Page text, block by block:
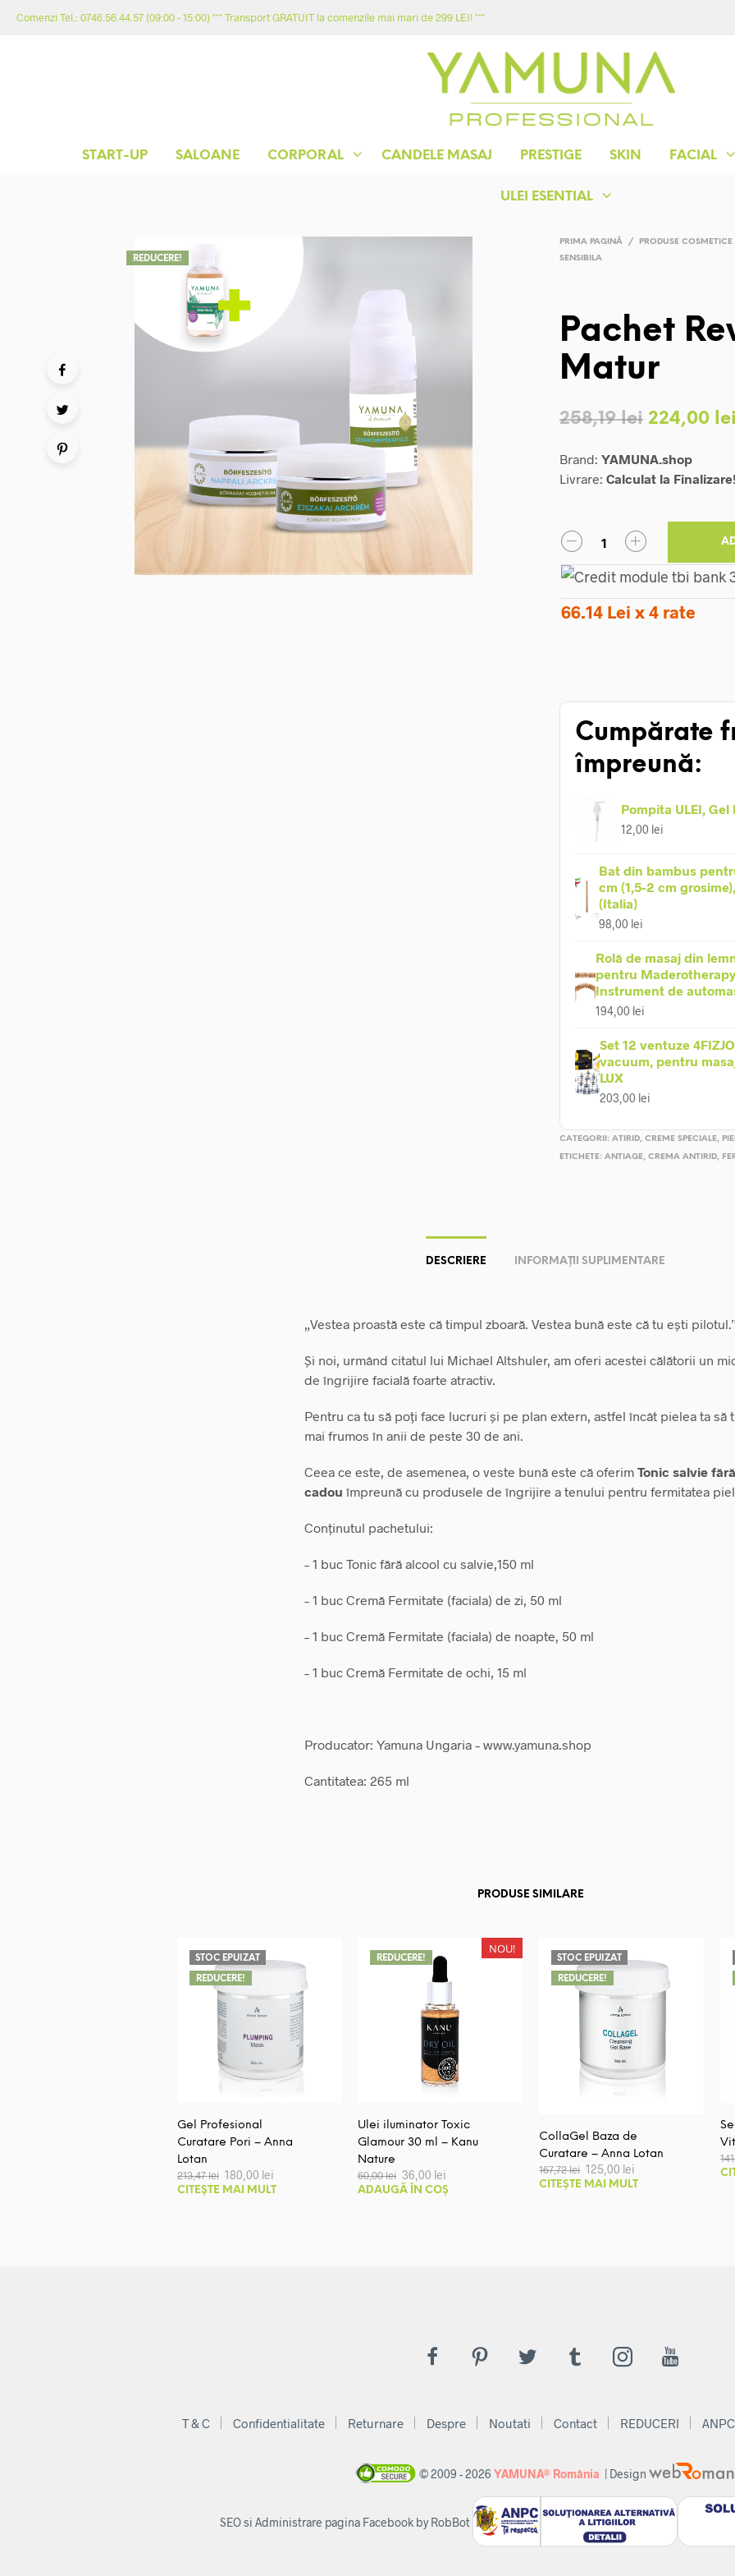
Comenzi Tel.: 0746.56.44.57 (09:00 - 15:00) *** Transport GRATUIT la comenzile mai mari de 299 LEI! ***
ACASA MAGAZIN YAMUNA
START-UP SALOANE CORPORAL CANDELE MASAJ PRESTIGE SKIN FACIAL
ULEI ESENTIAL
REDUCERE!
PRIMA PAGINĂ /
PRODUSE COSMETICE
SENSIBILA
Pachet
Matur
258,19lei Prețul
a
258,19 lei.
224,00
Brand: YAMUNA.shop
Livrare: Calculat la
66.14 Lei x 4 rate
Cumpărate
împreună:
Pompita ULEI, Gel
12,00 lei
Bat din bambus
cm (1,5-2 cm
(Italia)
98,00 lei
Rolă de masaj din
pentru
Instrument de
194,00 lei
Set 12 ventuze
vacuum, pentru
LUX
203,00 lei
CATEGORII: ATIRID, CREME SPECIALE,
ETICHETE: ANTIAGE, CREMA ANTIRID,
DESCRIERE INFORMAȚII SUPLIMENTARE
„Vestea proastă este că timpul zboară. Vestea bună este că tu ești
Și noi, urmând citatul lui Michael Altshuler, am oferi acestei călătorii un
de îngrijire facială foarte atractiv.
Pentru ca tu să poți face lucruri și pe plan extern, astfel încât pielea ta să
mai frumos în anii de peste 30 de ani.
Ceea ce este, de asemenea, o veste bună este că oferim Tonic salvie
cadou împreună cu produsele de îngrijire a tenului pentru fermitatea
Conținutul pachetului:
– 1 buc Tonic fără alcool cu ​​salvie,150 ml
– 1 buc Cremă Fermitate (faciala) de zi, 50 ml
– 1 buc Cremă Fermitate (faciala) de noapte, 50 ml
– 1 buc Cremă Fermitate de ochi, 15 ml
Producator: Yamuna Ungaria – www.yamuna.shop
Cantitatea: 265 ml
PRODUSE SIMILARE
REDUCERE!
STOC EPUIZAT
Gel Profesional
Curatare Pori – Anna
Lotan
213,47lei Prețul
inițial
a
180,00 leiPrețul
curent
este:
CITEȘTE MAI MULT
NOU!
REDUCERE!
Ulei iluminator Toxic
Glamour 30 ml – Kanu
Nature
60,00lei Prețul
inițial
a
36,00 lei
curent
este:
ADAUGĂ ÎN COȘ
REDUCERE!
STOC EPUIZAT
CollaGel Baza de
Curatare – Anna Lotan
167,72lei Prețul
inițial
a
125,00 lei
curent
este:
CITEȘTE MAI MULT
T & C Confidentialitate Returnare Despre Noutati Contact REDUCERI ANPC
© 2009 - 2026 YAMUNA® România | Design
SEO si Administrare pagina Facebook by RobBot